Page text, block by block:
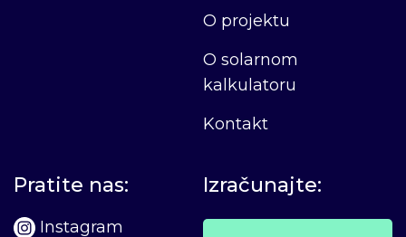
O projektu
O solarnom
kalkulatoru
Kontakt
Pratite nas:
Instagram
Izračunajte: